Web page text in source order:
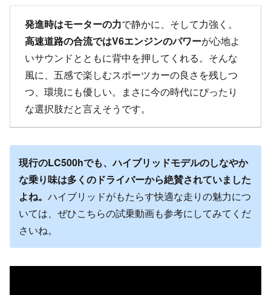
発進時はモーターの力で静かに、そして力強く。
高速道路の合流ではV6エンジンのパワーが心地よ
いサウンドとともに背中を押してくれる。そんな
風に、五感で楽しむスポーツカーの良さを残しつ
つ、環境にも優しい。まさに今の時代にぴったり
な選択肢だと言えそうです。
現行のLC500hでも、ハイブリッドモデルのしなやか
な乗り味は多くのドライバーから絶賛されていました
よね。 ハイブリッドがもたらす快適な走りの魅力につ
いては、ぜひこちらの試乗動画も参考にしてみてくだ
さいね。